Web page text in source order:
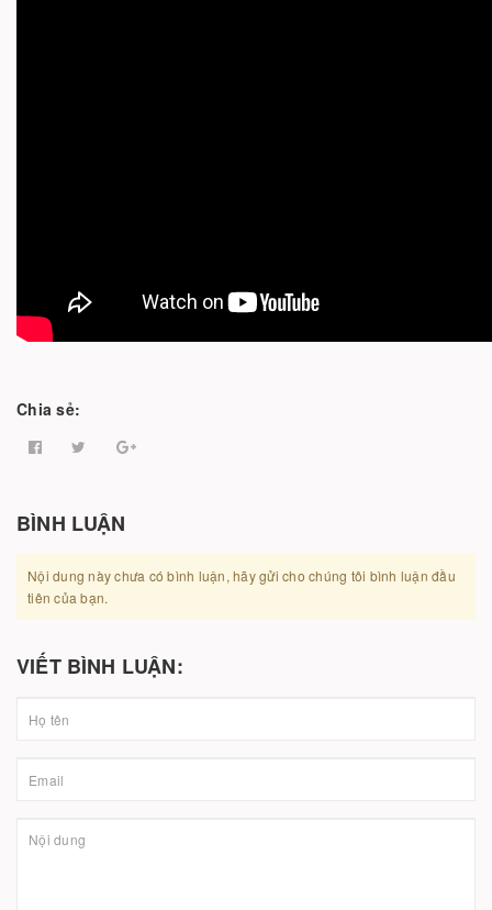
Chia sẻ:
BÌNH LUẬN
Nội dung này chưa có bình luận, hãy gửi cho chúng tôi bình luận đầu
tiên của bạn.
VIẾT BÌNH LUẬN: